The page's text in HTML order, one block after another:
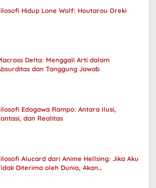
Hidup Lone Wolf: Houtarou Oreki
Delta: Menggali Arti dalam
dan Tanggung Jawab
Edogawa Rampo: Antara Ilusi,
dan Realitas
Alucard dari Anime Hellsing: Jika Aku
Diterima oleh Dunia, Akan